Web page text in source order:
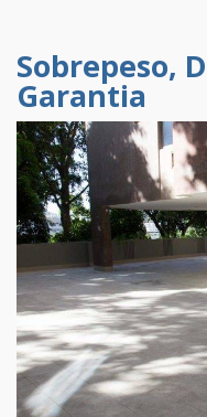
Sobrepeso,
Garantia